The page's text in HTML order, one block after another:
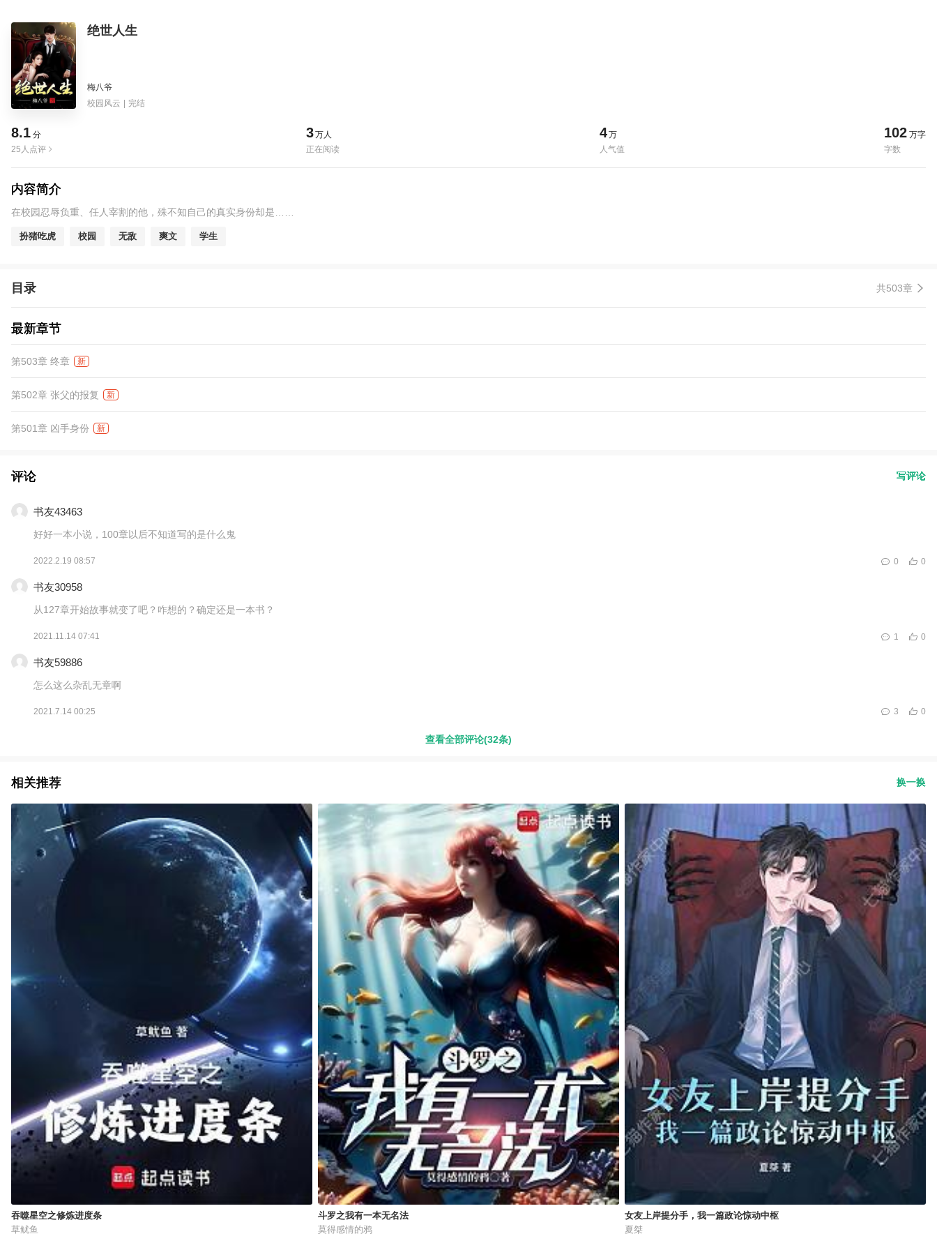
绝世人生
梅八爷
校园风云 | 完结
8.1 分
25人点评
3万人
正在阅读
4万
人气值
102 万字
字数
内容简介
在校园忍辱负重、任人宰割的他，殊不知自己的真实身份却是……
扮猪吃虎 校园 无敌 爽文 学生
目录 共503章
最新章节
第503章 终章 新
第502章 张父的报复 新
第501章 凶手身份 新
评论 写评论
书友43463
好好一本小说，100章以后不知道写的是什么鬼
2022.2.19 08:57 0
0
书友30958
从127章开始故事就变了吧？咋想的？确定还是一本书？
2021.11.14 07:41 0
1
书友59886
怎么这么杂乱无章啊
2021.7.14 00:25 0
3
查看全部评论(32条)
相关推荐 换一换
吞噬星空之修炼进度条
草鱿鱼
斗罗之我有一本无名法
莫得感情的鸦
女友上岸提分手，我一篇政论惊动中枢
夏桀